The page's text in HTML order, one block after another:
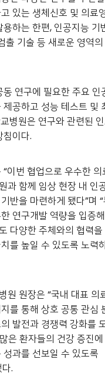
있는 생체신호 및 의료
하는 한편, 인공지능 기
출 기술 등 새로운 영역
연구에 필요한 주요 인
공하고 성능 테스트 및
병원은 연구와 관련된
이다.
이번 협업으로 우수한
과 함께 임상 현장 내 인
반을 마련하게 됐다”며
연구개발 역량을 입증
다양한 주체와의 협력
를 높일 수 있도록 노력
원 원장은 “국내 대표 의
를 통해 상호 공통 관심
발전과 경쟁력 강화를
은 환자들의 건강 증진
과를 선보일 수 있도록
.